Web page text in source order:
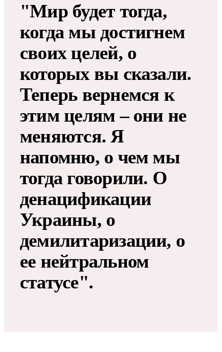
"Мир будет тогда,
когда мы достигнем
своих целей, о
которых вы сказали.
Теперь вернемся к
этим целям – они не
меняются. Я
напомню, о чем мы
тогда говорили. О
денацификации
Украины, о
демилитаризации, о
ее нейтральном
статусе".